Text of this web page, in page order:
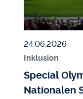
Veröffentlicht
24.06.2026
Inklusion
Special
Nationalen